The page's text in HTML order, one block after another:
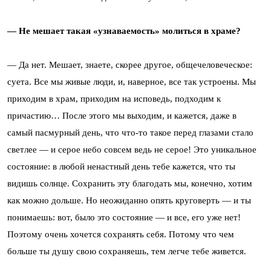
— Не мешает такая «узнаваемость» молиться в храме?
— Да нет. Мешает, знаете, скорее другое, общечеловеческое:
суета. Все мы живые люди, и, наверное, все так устроены. Мы
приходим в храм, приходим на исповедь, подходим к
причастию… После этого мы выходим, и кажется, даже в
самый пасмурный день, что что-то такое перед глазами стало
светлее — и серое небо совсем ведь не серое! Это уникальное
состояние: в любой ненастный день тебе кажется, что ты
видишь солнце. Сохранить эту благодать мы, конечно, хотим
как можно дольше. Но неожиданно опять круговерть — и ты
понимаешь: вот, было это состояние — и все, его уже нет!
Поэтому очень хочется сохранять себя. Потому что чем
больше ты душу свою сохраняешь, тем легче тебе живется.